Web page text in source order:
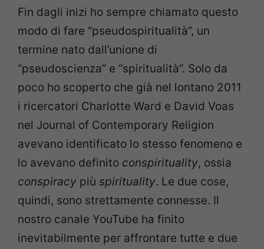
Fin dagli inizi ho sempre chiamato questo
modo di fare “pseudospiritualità”, un
termine nato dall’unione di
“pseudoscienza” e “spiritualità”. Solo da
poco ho scoperto che già nel lontano 2011
i ricercatori Charlotte Ward e David Voas
nel Journal of Contemporary Religion
avevano identificato lo stesso fenomeno e
lo avevano definito conspirituality, ossia
conspiracy più spirituality. Le due cose,
quindi, sono strettamente connesse. Il
nostro canale YouTube ha finito
inevitabilmente per affrontare tutte e due